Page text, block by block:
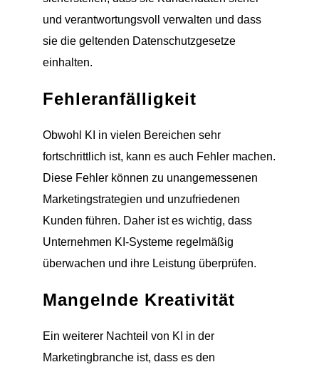
und verantwortungsvoll verwalten und dass
sie die geltenden Datenschutzgesetze
einhalten.
Fehleranfälligkeit
Obwohl KI in vielen Bereichen sehr
fortschrittlich ist, kann es auch Fehler machen.
Diese Fehler können zu unangemessenen
Marketingstrategien und unzufriedenen
Kunden führen. Daher ist es wichtig, dass
Unternehmen KI-Systeme regelmäßig
überwachen und ihre Leistung überprüfen.
Mangelnde Kreativität
Ein weiterer Nachteil von KI in der
Marketingbranche ist, dass es den